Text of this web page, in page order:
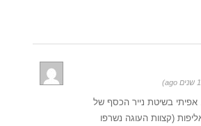
בשיטת נייר הכסף של
(קצוות העוגה נשרפו